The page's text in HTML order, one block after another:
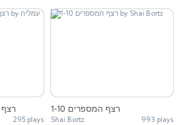
רצף
295 plays
רצף המספרים 1-10
Shai Bortz 993 plays